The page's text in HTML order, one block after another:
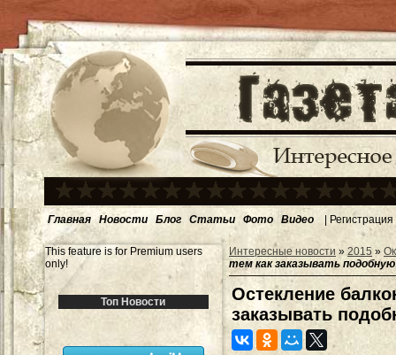
Главная Новости Блог Статьи Фото Видео | Регистрация
This feature is for Premium users
only!
Топ Новости
Интересные новости » 2015 »
тем как заказывать подобную
Остекление
заказывать